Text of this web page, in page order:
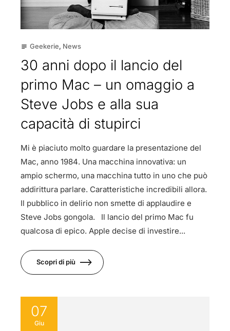
subject Geekerie, News
30 anni dopo il lancio del
primo Mac – un omaggio a
Steve Jobs e alla sua
capacità di stupirci
Mi è piaciuto molto guardare la presentazione del
Mac, anno 1984. Una macchina innovativa: un
ampio schermo, una macchina tutto in uno che può
addirittura parlare. Caratteristiche incredibili allora.
Il pubblico in delirio non smette di applaudire e
Steve Jobs gongola. Il lancio del primo Mac fu
qualcosa di epico. Apple decise di investire...
Scopri di più
07
Giu